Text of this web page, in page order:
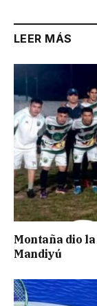
LEER MÁS
Montaña dio
Mandiyú